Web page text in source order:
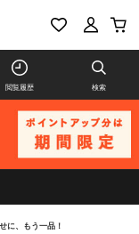
閲覧履歴 検索
に、もう一品！